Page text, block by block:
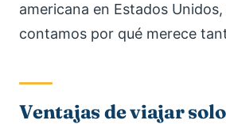
americana en Estados
contamos por qué merece
Ventajas de viajar